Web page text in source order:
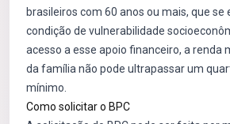
brasileiros com 60 anos ou mais, que
condição de vulnerabilidade
acesso a esse apoio financeiro, a renda
da família não pode ultrapassar um
mínimo.
Como solicitar o BPC